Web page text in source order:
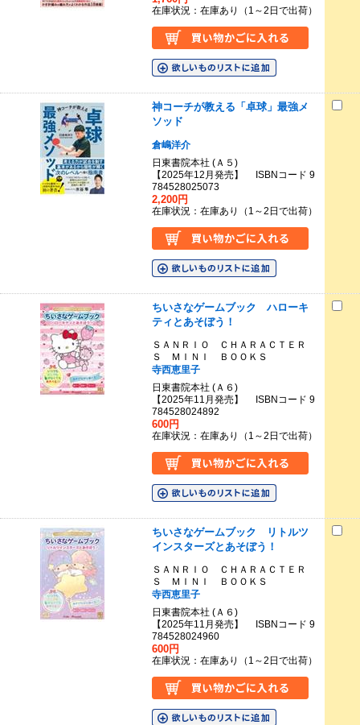
在庫状況：在庫あり（1～2日で出荷）
神コーチが教える「卓球」最強メ
ソッド
倉嶋洋介
日東書院本社 (Ａ５)
【2025年12月発売】 ISBNコード 9
784528025073
2,200円
在庫状況：在庫あり（1～2日で出荷）
ちいさなゲームブック ハローキ
ティとあそぼう！
ＳＡＮＲＩＯ ＣＨＡＲＡＣＴＥＲ
Ｓ ＭＩＮＩ ＢＯＯＫＳ
寺西恵里子
日東書院本社 (Ａ６)
【2025年11月発売】 ISBNコード 9
784528024892
600円
在庫状況：在庫あり（1～2日で出荷）
ちいさなゲームブック リトルツ
インスターズとあそぼう！
ＳＡＮＲＩＯ ＣＨＡＲＡＣＴＥＲ
Ｓ ＭＩＮＩ ＢＯＯＫＳ
寺西恵里子
日東書院本社 (Ａ６)
【2025年11月発売】 ISBNコード 9
784528024960
600円
在庫状況：在庫あり（1～2日で出荷）